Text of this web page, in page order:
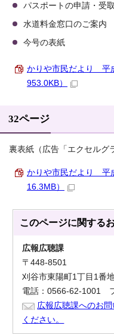
パスポートの申請・受
水道料金窓口のご案内
今号の表紙
かりや市民だより 平
953.0KB）
32ページ
裏表紙（広告「エクセルグ
かりや市民だより 平
16.3MB）
このページに関する
広報広聴課
〒448-8501
刈谷市東陽町1丁目1番
電話：0566-62-1001
広報広聴課へのお
ください。